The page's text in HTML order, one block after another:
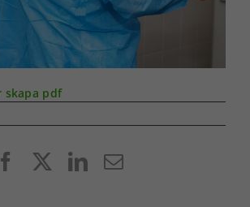
skapa pdf
FacebookLinkedIn
E-